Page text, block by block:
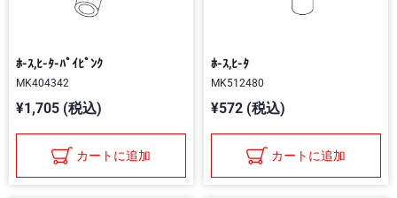
ﾎ-ｽ,ﾋ-ﾀ-ﾊﾟｲﾋﾟﾝｸ
MK404342
¥1,705 (税込)
カートに追加
ﾎ-ｽ,ﾋ-ﾀ
MK512480
¥572 (税込)
カートに追加